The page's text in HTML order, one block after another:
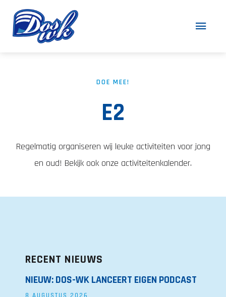
DOE MEE!
E2
Regelmatig organiseren wij leuke activiteiten voor jong
en oud! Bekijk ook onze activiteitenkalender.
RECENT NIEUWS
NIEUW: DOS-WK LANCEERT EIGEN PODCAST